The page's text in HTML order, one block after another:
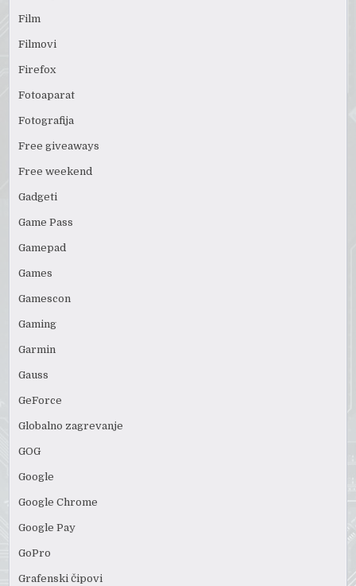
Film
Filmovi
Firefox
Fotoaparat
Fotografija
Free giveaways
Free weekend
Gadgeti
Game Pass
Gamepad
Games
Gamescon
Gaming
Garmin
Gauss
GeForce
Globalno zagrevanje
GOG
Google
Google Chrome
Google Pay
GoPro
Grafenski čipovi